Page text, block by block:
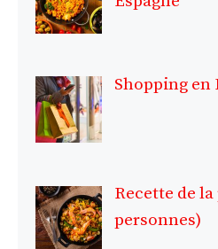
Shopping en
Recette de
personnes)